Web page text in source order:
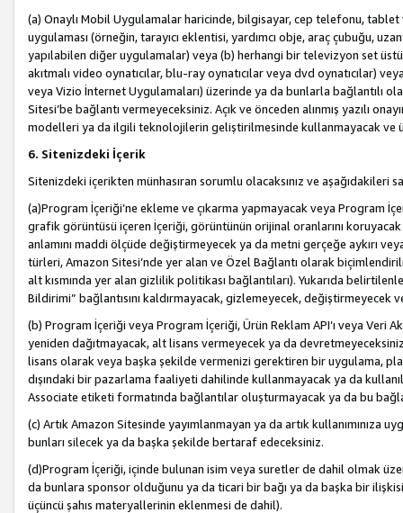
(a) Onaylı Mobil Uygulamalar haricinde, bilgisayar, cep telefonu,
uygulaması (örneğin, tarayıcı eklentisi, yardımcı obje, araç çubuğu,
yapılabilen diğer uygulamalar) veya (b) herhangi bir televizyon set
akıtmalı video oynatıcılar, blu-ray oynatıcılar veya dvd oynatıcılar)
veya Vizio İnternet Uygulamaları) üzerinde ya da bunlarla bağlantılı
Sitesi’be bağlantı vermeyeceksiniz. Açık ve önceden alınmış yazılı
modelleri ya da ilgili teknolojilerin geliştirilmesinde kullanmayacak ve
6. Sitenizdeki İçerik
Sitenizdeki içerikten münhasıran sorumlu olacaksınız ve aşağıdakileri
(a)Program İçeriği’ne ekleme ve çıkarma yapmayacak veya Program
grafik görüntüsü içeren İçeriği, görüntünün orijinal oranlarını
anlamını maddi ölçüde değiştirmeyecek ya da metni gerçeğe aykırı
türleri, Amazon Sitesi’nde yer alan ve Özel Bağlantı olarak
alt kısmında yer alan gizlilik politikası bağlantıları). Yukarıda
Bildirimi” bağlantısını kaldırmayacak, gizlemeyecek,
(b) Program İçeriği veya Program İçeriği, Ürün Reklam API’ı veya Veri
yeniden dağıtmayacak, alt lisans vermeyecek ya da
lisans olarak veya başka şekilde vermenizi gerektiren bir uygulama,
dışındaki bir pazarlama faaliyeti dahilinde kullanmayacak ya da
Associate etiketi formatında bağlantılar oluşturmayacak ya da bu
(c) Artık Amazon Sitesinde yayımlanmayan ya da artık kullanımınıza
bunları silecek ya da başka şekilde bertaraf edeceksiniz.
(d)Program İçeriği, içinde bulunan isim veya suretler de dahil olmak
da bunlara sponsor olduğunu ya da ticari bir bağı ya da başka bir
üçüncü şahıs materyallerinin eklenmesi de dahil).